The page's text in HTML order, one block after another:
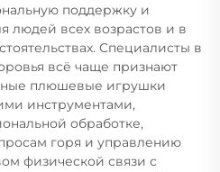
поддержку и
людей всех возрастов и в
Специалисты в
всё чаще признают
плюшевые игрушки
инструментами,
обработке,
горя и управлению
физической связи с